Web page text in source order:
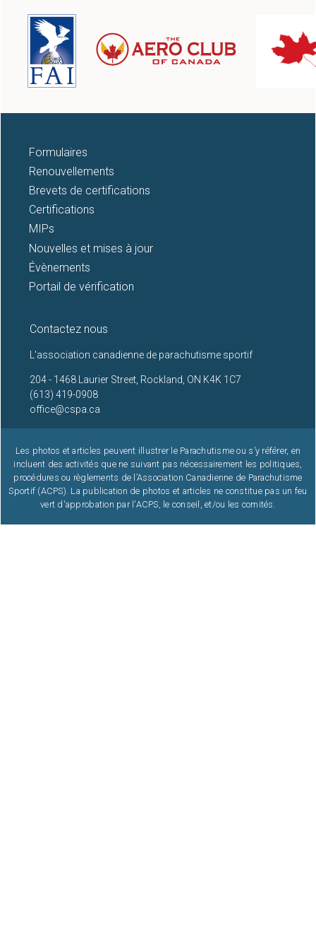
12
14
15
16
18
19
20
23
Formulaires
Renouvellements
Brevets de certifications
Certifications
MIPs
Nouvelles et mises à jour
Évènements
Portail de vérification
Contactez nous
L'association canadienne de parachutisme sportif
204 - 1468 Laurier Street, Rockland, ON K4K 1C7
(613) 419-0908
office@cspa.ca
Les photos et articles peuvent illustrer le Parachutisme ou s’y référer, en
incluent des activités que ne suivant pas nécessairement les politiques,
procédures ou règlements de l’Association Canadienne de Parachutisme
Sportif (ACPS). La publication de photos et articles ne constitue pas un feu
vert d'approbation par l'ACPS, le conseil, et/ou les comités.